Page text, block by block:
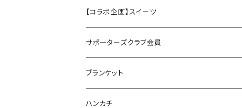
【コラボ企画】スイーツ
サポーターズクラブ会員
ブランケット
ハンカチ